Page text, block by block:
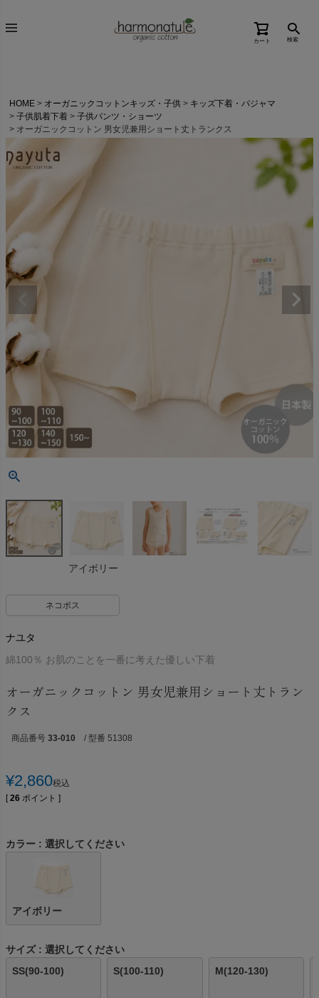
カート 検索
HOME オーガニックコットンキッズ・子供
キッズ下着・パジャマ
子供肌着下着
子供パンツ・ショーツ
オーガニックコットン 男女児兼用ショート丈トランクス
アイボリー
ネコポス
ナユタ
綿100％ お肌のことを一番に考えた優しい下着
オーガニックコットン 男女児兼用ショート丈トラン
クス
商品番号 33-010 / 型番 51308
¥2,860税込
[ 26 ポイント ]
カラー 選択してください
アイボリー
サイズ
選択してください
SS(90-100)
S(100-110) M(120-130)